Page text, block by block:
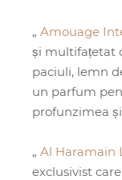
„ Amouage
și multifațetat
paciuli, lemn
un parfum
profunzimea
„ Al Haramain
exclusivist